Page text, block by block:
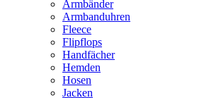
Armbänder
Armbanduhren
Fleece
Flipflops
Handfächer
Hemden
Hosen
Jacken